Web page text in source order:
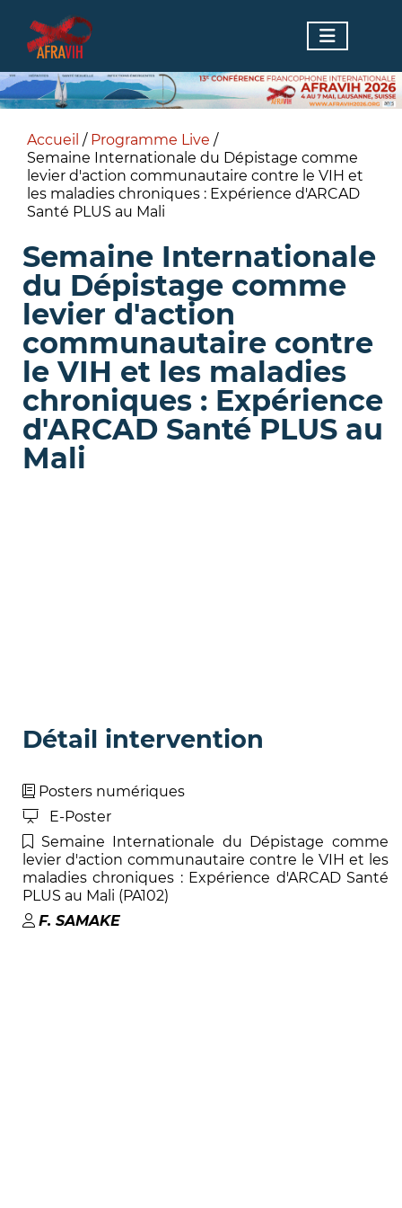
Accueil / Programme Live /
Semaine Internationale du Dépistage comme
levier d'action communautaire contre le VIH et
les maladies chroniques : Expérience d'ARCAD
Santé PLUS au Mali
Semaine Internationale
du Dépistage comme
levier d'action
communautaire contre
le VIH et les maladies
chroniques : Expérience
d'ARCAD Santé PLUS au
Mali
Détail intervention
Posters numériques
E-Poster
Semaine Internationale du Dépistage comme
levier d'action communautaire contre le VIH et les
maladies chroniques : Expérience d'ARCAD Santé
PLUS au Mali (PA102)
F. SAMAKE